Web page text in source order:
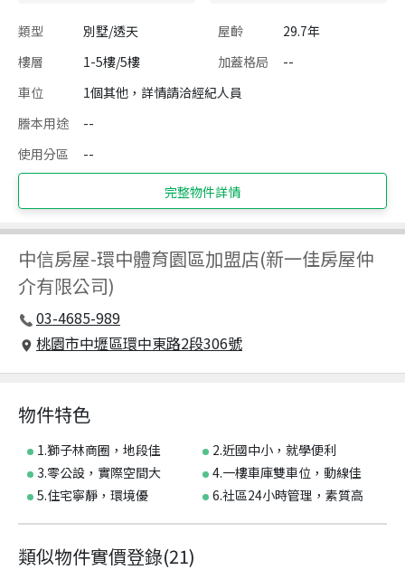
類型 別墅/透天 屋齡
29.7年
樓層
1-5樓/5樓 加蓋格局
--
車位
1個其他，詳情請洽經紀人員
謄本用途
--
使用分區
--
完整物件詳情
中信房屋-環中體育園區加盟店(新一佳房屋仲
介有限公司)
03-4685-989
桃園市中壢區環中東路2段306號
物件特色
1.獅子林商圈，地段佳
2.近國中小，就學便利
3.零公設，實際空間大
4.一樓車庫雙車位，動線佳
5.住宅寧靜，環境優
6.社區24小時管理，素質高
類似物件實價登錄(21)